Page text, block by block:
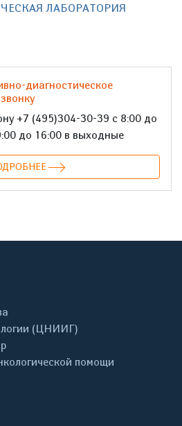
ЛАБОРАТОРИЯ
диагностическое
+7 (495)304-30-39 с 8:00 до
до 16:00 в выходные
(ЦНИИГ)
помощи